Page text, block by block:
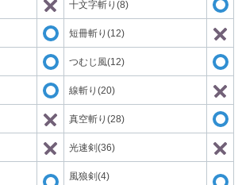
十文字斬り(8)
短冊斬り(12)
つむじ風(12)
線斬り(20)
真空斬り(28)
光速剣(36)
風狼剣(4)